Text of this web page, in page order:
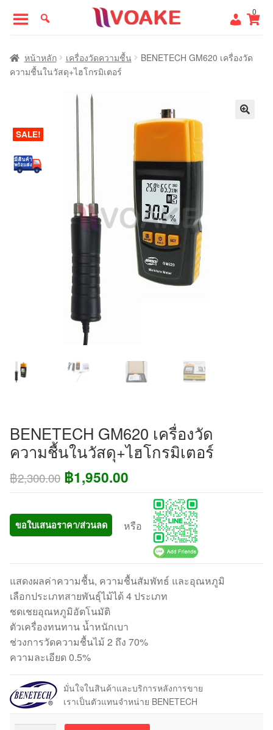
to
navigation
to
content
0
หน้าแรก
หน้าหลัก เครื่องวัดความชื้น
BENETECH GM620 เครื่องวัด
ความชื้นในวัสดุ+ไฮโกรมิเตอร์
SALE!
BENETECH GM620 เครื่องวัด
ความชื้นในวัสดุ+ไฮโกรมิเตอร์
฿2,300.00 Original
price
was:
฿2,300.00.
฿1,950.00
price
is:
฿1,950.00.
ขอใบเสนอราคา/ส่วนลด หรือ
แสดงผลค่าความชื้น, ความชื้นสัมพัทธ์ และอุณหภูมิ
เลือกประเภทสายพันธุ์ไม้ได้ 4 ประเภท
ชดเชยอุณหภูมิอัตโนมัติ
ตัวเครื่องทนทาน น้ำหนักเบา
ช่วงการวัดความชื้นไม้ 2 ถึง 70%
ความละเอียด 0.5%
มั่นใจในสินค้าและบริการหลังการขาย
เราเป็นตัวแทนจำหน่าย BENETECH